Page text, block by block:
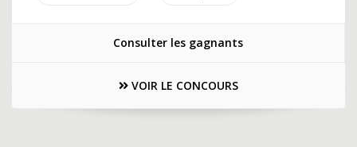
Consulter les gagnants
VOIR LE CONCOURS